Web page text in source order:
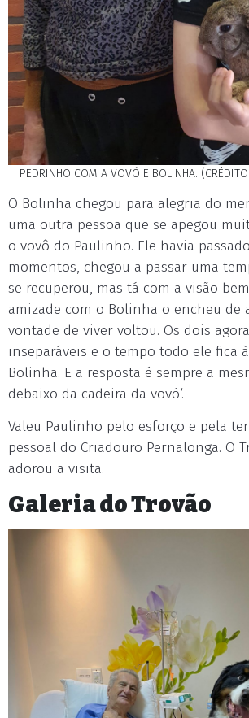
PEDRINHO COM A VOVÓ E BOLINHA.
O Bolinha chegou para alegria do
uma outra pessoa que se apegou
o vovô do Paulinho. Ele havia
momentos, chegou a passar uma
se recuperou, mas tá com a visão
amizade com o Bolinha o encheu de
vontade de viver voltou. Os dois
inseparáveis e o tempo todo ele fica
Bolinha. E a resposta é sempre a
debaixo da cadeira da vovó‘.
Valeu Paulinho pelo esforço e pela
pessoal do Criadouro Pernalonga. O
adorou a visita.
Galeria do Trovão